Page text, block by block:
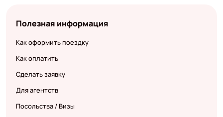
Полезная информация
Как оформить поездку
Как оплатить
Сделать заявку
Для агентств
Посольства / Визы